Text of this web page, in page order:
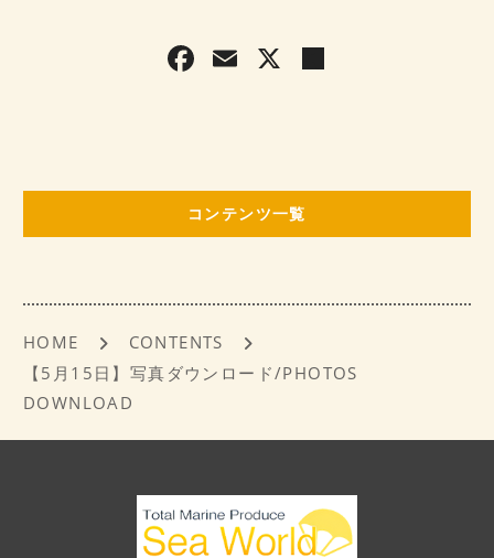
F
b
o
k
E X
コンテンツ一覧
HOME
CONTENTS
【5月15日】写真ダウンロード/PHOTOS
DOWNLOAD